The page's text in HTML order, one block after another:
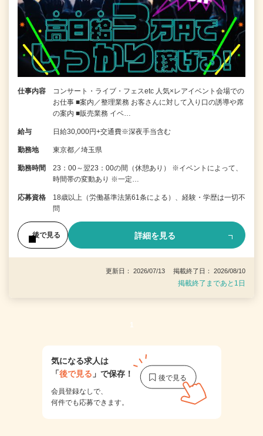
仕事内容
コンサート・ライブ・フェスetc 人気×レアイベント会場での
お仕事 ■案内／整理業務 お客さんに対して入り口の誘導や席
の案内 ■販売業務 イベ…
給与 日給30,000円+交通費※深夜手当含む
勤務地 東京都／埼玉県
勤務時間
23：00～翌23：00の間（休憩あり） ※イベントによって、
時間帯の変動あり ※一定…
応募資格
18歳以上（労働基準法第61条による）、経験・学歴は一切不
問
後で見る 詳細を見る
更新日： 2026/07/13 掲載終了日： 2026/08/10
掲載終了まであと1日
1
気になる求人は
「後で見る 」で保存！
会員登録なしで、
何件でも応募できます。